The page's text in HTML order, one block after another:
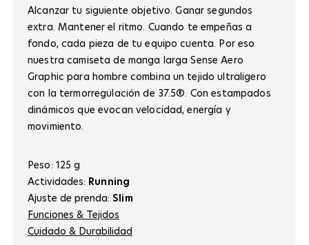
Alcanzar tu siguiente objetivo. Ganar segundos
extra. Mantener el ritmo. Cuando te empeñas a
fondo, cada pieza de tu equipo cuenta. Por eso
nuestra camiseta de manga larga Sense Aero
Graphic para hombre combina un tejido ultraligero
con la termorregulación de 37.5®. Con estampados
dinámicos que evocan velocidad, energía y
movimiento.
Peso: 125 g
Actividades: Running
Ajuste de prenda: Slim
Funciones & Tejidos
Cuidado & Durabilidad